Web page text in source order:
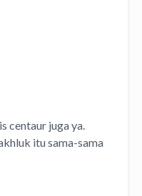
centaur juga ya.
itu sama-sama